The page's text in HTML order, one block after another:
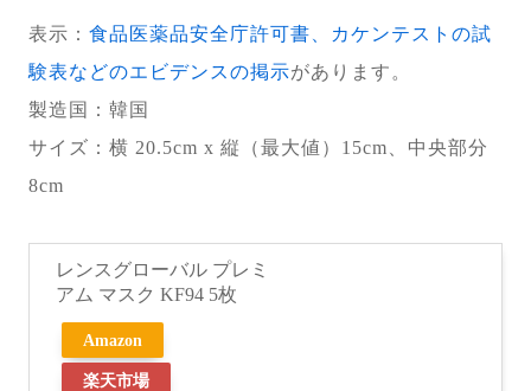
表示： 食品医薬品安全庁許可書、カケンテストの試
験表などのエビデンスの掲示があります。
製造国
：韓国
サイズ：横 20.5cm x 縦（最大値）15cm、中央部分
8cm
レンスグローバル プレミ
アム マスク KF94 5枚
Amazon
楽天市場